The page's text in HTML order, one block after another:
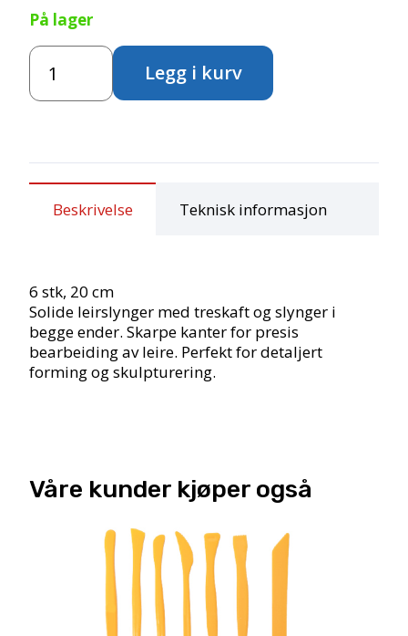
På lager
Slynger
leire
Legg i kurv
Beskrivelse Teknisk informasjon
6 stk, 20 cm
Solide leirslynger med treskaft og slynger i
begge ender. Skarpe kanter for presis
bearbeiding av leire. Perfekt for detaljert
forming og skulpturering.
Våre kunder kjøper også